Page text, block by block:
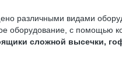
различными видами
оборудование, с помощью
сложной высечки,